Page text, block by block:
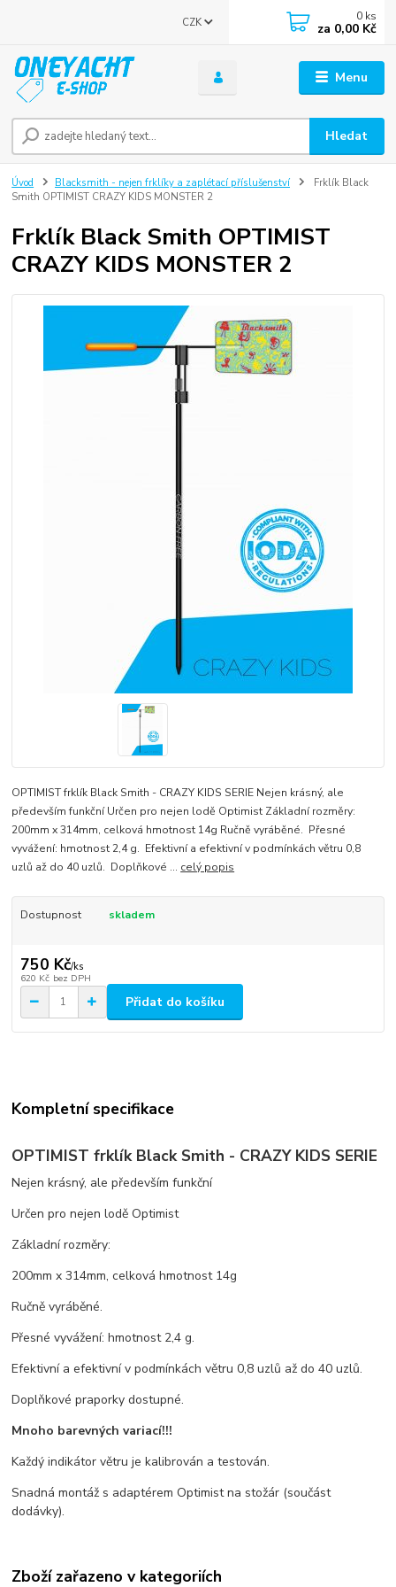
Menu
CZK
Hledat
0 ks
za 0,00 Kč
Úvod Blacksmith - nejen frklíky a zaplétací příslušenství
Frklík Black
Smith OPTIMIST CRAZY KIDS MONSTER 2
Frklík Black Smith OPTIMIST
CRAZY KIDS MONSTER 2
OPTIMIST frklík Black Smith - CRAZY KIDS SERIE Nejen krásný, ale
především funkční Určen pro nejen lodě Optimist Základní rozměry:
200mm x 314mm, celková hmotnost 14g Ručně vyráběné. Přesné
vyvážení: hmotnost 2,4 g. Efektivní a efektivní v podmínkách větru 0,8
uzlů až do 40 uzlů. Doplňkové ... celý popis
Dostupnost skladem
750 Kč/ks
620 Kč bez DPH
Přidat do košíku
Kompletní specifikace
OPTIMIST frklík Black Smith - CRAZY KIDS SERIE
Nejen krásný, ale především funkční
Určen pro nejen lodě Optimist
Základní rozměry:
200mm x 314mm, celková hmotnost 14g
Ručně vyráběné.
Přesné vyvážení: hmotnost 2,4 g.
Efektivní a efektivní v podmínkách větru 0,8 uzlů až do 40 uzlů.
Doplňkové praporky dostupné.
Mnoho barevných variací!!!
Každý indikátor větru je kalibrován a testován.
Snadná montáž s adaptérem Optimist na stožár (součást
dodávky).
Zboží zařazeno v kategoriích